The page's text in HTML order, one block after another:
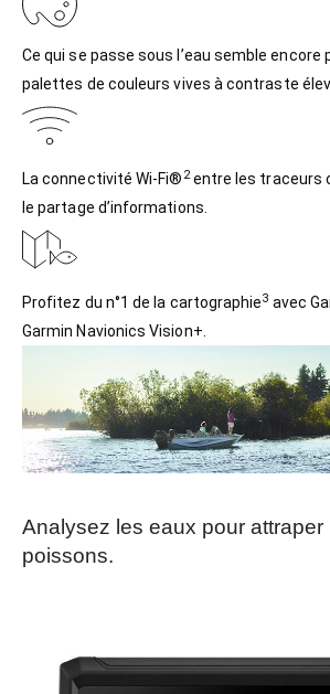
Ce qui se passe sous l’eau semble encore
palettes de couleurs vives à contraste
La connectivité Wi-Fi® 2entre les traceurs
le partage d’informations.
Profitez du n°1 de la cartographie3 avec
Garmin Navionics Vision+.
Analysez les eaux pour attraper
poissons.